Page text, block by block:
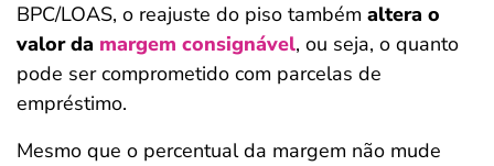
BPC/LOAS, o reajuste do piso também altera o
valor da margem consignável, ou seja, o quanto
pode ser comprometido com parcelas de
empréstimo.
Mesmo que o percentual da margem não mude